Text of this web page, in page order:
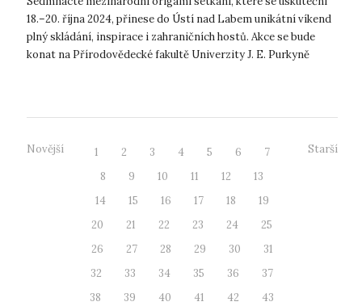
18.–20. října 2024, přinese do Ústí nad Labem unikátní víkend
plný skládání, inspirace i zahraničních hostů. Akce se bude
konat na Přírodovědecké fakultě Univerzity J. E. Purkyně
Novější 1 2 3 4 5 6
7
8
9 10 11 12
13
14
15 16 17 18
19
20
21 22 23 24
25
26
27 28 29 30
31
32
33 34 35 36
37
38
39 40 41 42
43
Starší